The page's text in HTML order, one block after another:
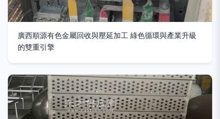
廣西順源有色金屬回收與壓延加工 綠色循環與產業升級
的雙重引擎